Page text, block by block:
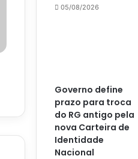
05/08/2026
Governo define
prazo para troca
do RG antigo pela
nova Carteira de
Identidade
Nacional